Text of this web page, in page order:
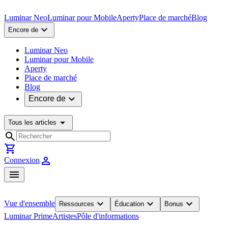
Luminar NeoLuminar pour MobileApertyPlace de marchéBlog
Encore de expand_more
Luminar Neo
Luminar pour Mobile
Aperty
Place de marché
Blog
Encore de expand_more
Tous les articles arrow_drop_down
search
shopping_cart
Connexion person
menu
Vue d'ensemble Ressources expand_more Éducation expand_more Bonus expand_more
Luminar PrimeArtistesPôle d'informations